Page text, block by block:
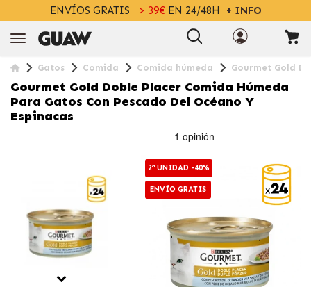
ENVÍOS GRATIS > 39€EN 24/48H + INFO
Gatos Comida Comida húmeda Gourmet Gold
Gourmet Gold Doble Placer Comida Húmeda
Para Gatos Con Pescado Del Océano Y
Espinacas
2ª UNIDAD -40%
ENVÍO GRATIS